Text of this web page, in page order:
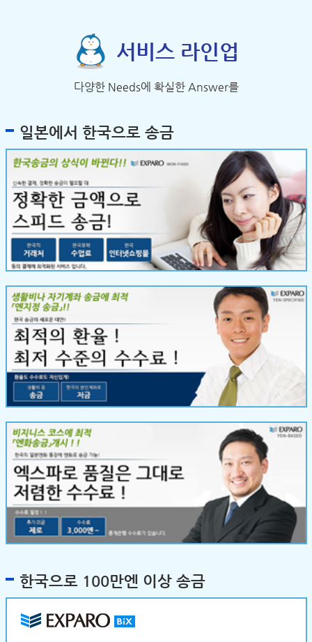
서비스 라인업
다양한 Needs에 확실한 Answer를
일본에서 한국으로 송금
한국으로 100만엔 이상 송금